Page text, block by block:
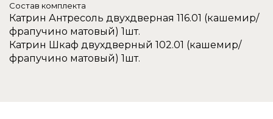
Состав комплекта
Катрин Антресоль двухдверная 116.01 (кашемир/
фрапучино матовый) 1шт.
Катрин Шкаф двухдверный 102.01 (кашемир/
фрапучино матовый) 1шт.